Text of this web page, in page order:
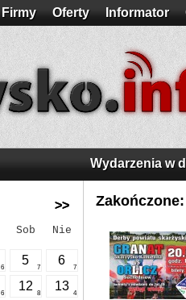
Firmy Oferty Informator
>>
Sob Nie
6
5
7
6
7
6
12
8
13
4
Wydarzenia w
Zakończone: